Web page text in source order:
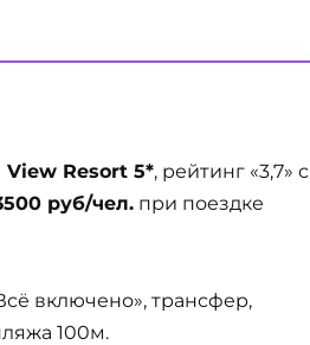
View Resort 5*, рейтинг «3,7» с
руб/чел. при поездке
включено», трансфер,
100м.